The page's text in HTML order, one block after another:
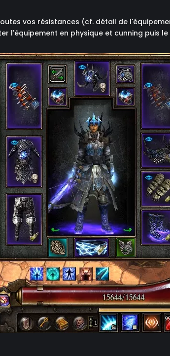
vos résistances (cf. détail de
l'équipement en physique et cunning puis